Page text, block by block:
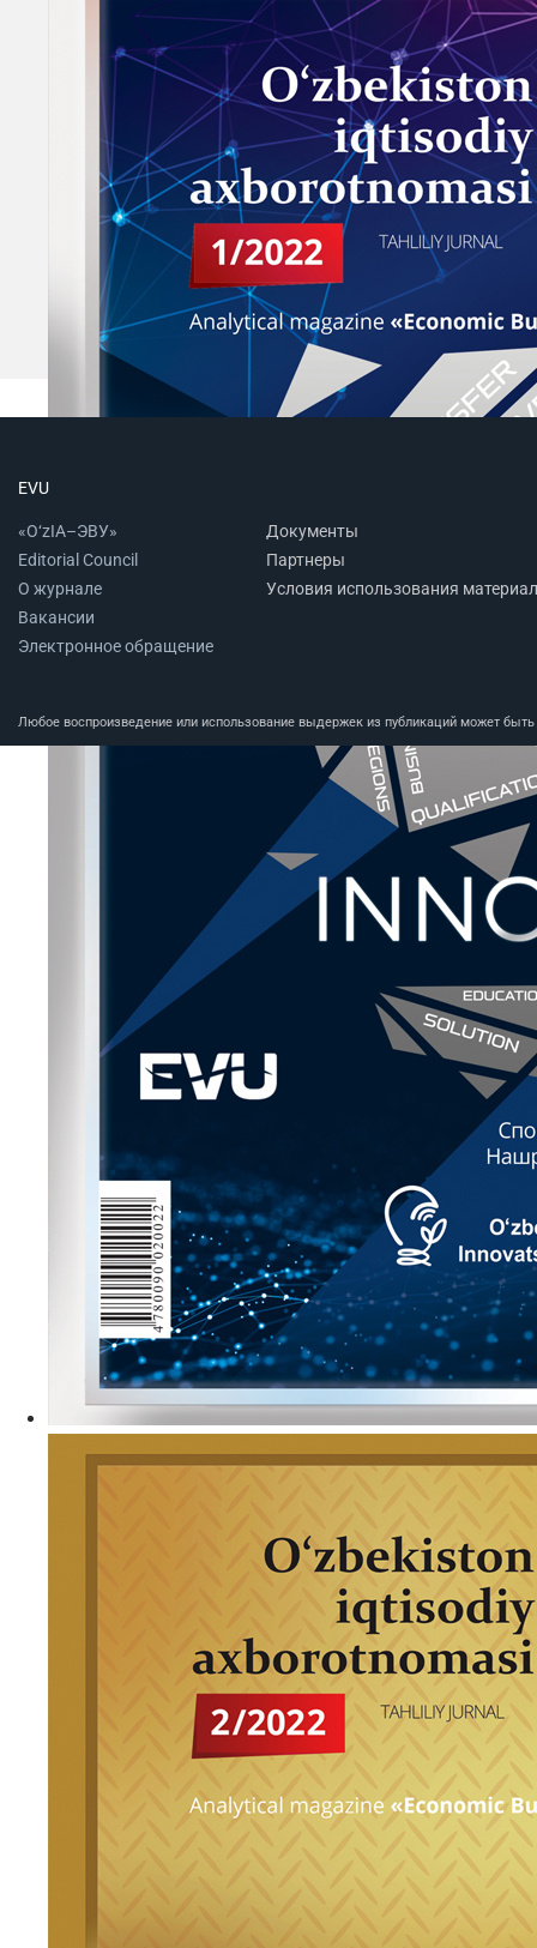
EVU
«O‘zIA–ЭВУ»
Editorial Council
О журнале
Вакансии
Электронное обращение
Документы
Партнеры
Условия использования
Любое воспроизведение или использование выдержек из публикаций может